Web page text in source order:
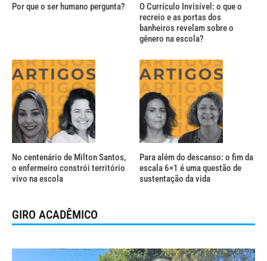
Por que o ser humano pergunta?
O Currículo Invisível: o que o
recreio e as portas dos
banheiros revelam sobre o
gênero na escola?
No centenário de Milton Santos,
o enfermeiro constrói território
vivo na escola
Para além do descanso: o fim da
escala 6×1 é uma questão de
sustentação da vida
GIRO ACADÊMICO